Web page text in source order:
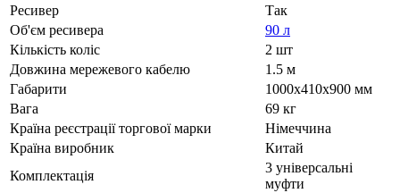
Ресивер
Так
Об'єм ресивера
90 л
Кількість коліс
2 шт
Довжина мережевого кабелю
1.5 м
Габарити
1000x410x900 мм
Вага
69 кг
Країна реєстрації торгової марки
Німеччина
Країна виробник
Китай
Комплектація
3 універсальні
муфти